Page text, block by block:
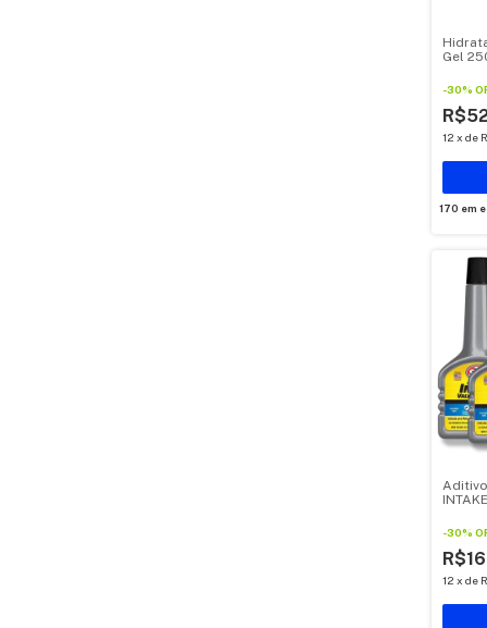
Gel
-30%
12 x de
170 em
-30%
12 x de